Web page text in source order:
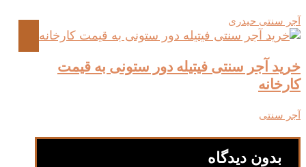
آجر سنتی حیدری
خرید آجر سنتی فیتیله دور ستونی به قیمت
کارخانه
آجر سنتی
بدون دیدگاه